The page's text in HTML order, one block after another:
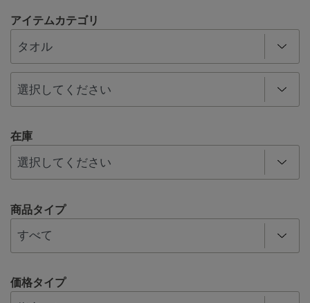
アイテムカテゴリ
在庫
商品タイプ
価格タイプ